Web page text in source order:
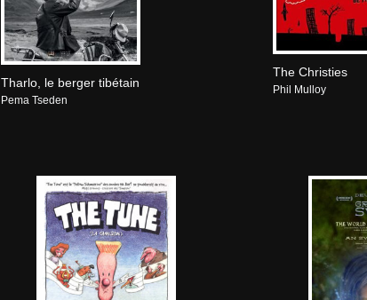
Tharlo, le berger tibétain
Pema Tseden
The Christies
Phil Mulloy